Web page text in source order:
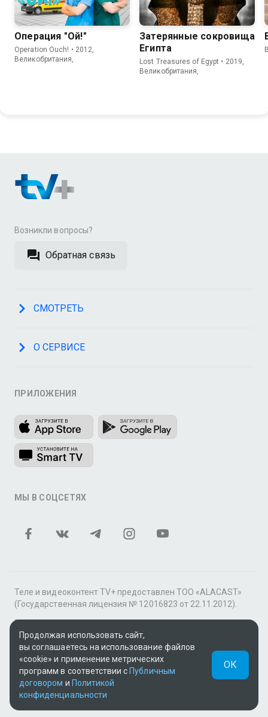
Операция "Ой!"
Operation Ouch! • 2012,
Великобритания,
Затерянные сокровища
Египта
Lost Treasures of Egypt • 2019,
Великобритания,
Возникли вопросы?
Обратная связь
СМОТРЕТЬ
О СЕРВИСЕ
ПРИЛОЖЕНИЯ
МЫ В СОЦСЕТЯХ
Теле и видеоконтент TV+ предоставлен ТОО «ALACAST»
(Государственная лицензия № 12016823 от 22.11.2012).
В рамках услуги «Видео по подписке» для «Пакета
фильмов и сериалов tv+» контент предоставляется
онлайн-кинотеатром MEGOGO.
Поддержка: tvplus@telecom.kz
v3.9.15 | SSR
UUID: 6bb35e9a-e6d6-41f4-b9d4-91074d73f229
Продолжая использовать сайт,
вы соглашаетесь на использование файлов
«cookie» и применение метрических
программ в соответствии с Публичным
договором и Политикой
конфиденциальности
ОК